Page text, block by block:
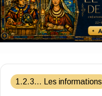
1.2.3... Les informations